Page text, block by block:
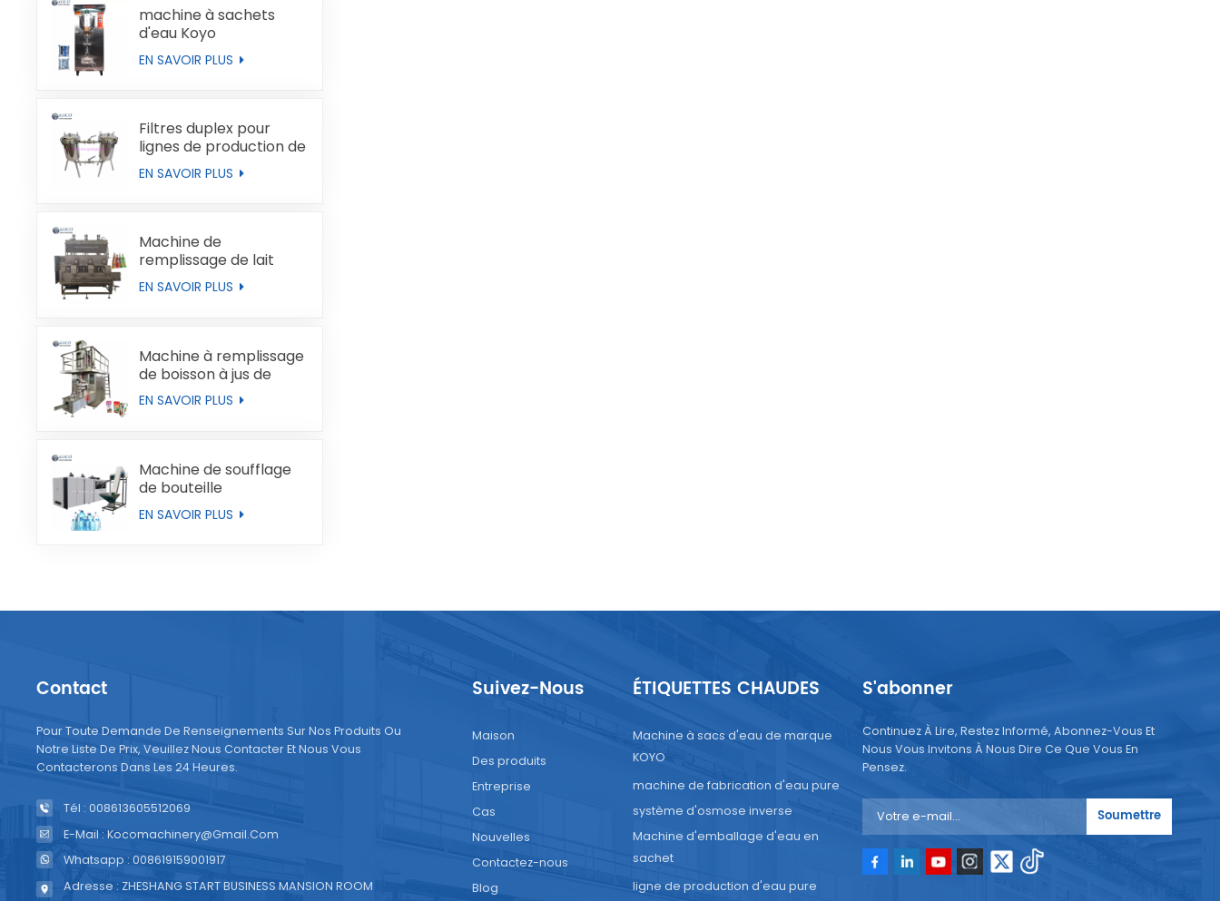
machine à sachets
d'eau Koyo
EN SAVOIR PLUS
Filtres duplex pour
lignes de production de
liquides
EN SAVOIR PLUS
Machine de
remplissage de lait
automatique
EN SAVOIR PLUS
Machine à remplissage
de boisson à jus de
boucles de type brique
EN SAVOIR PLUS
Machine de soufflage
de bouteille
entièrement
automatique
EN SAVOIR PLUS
Contact
Pour Toute Demande De Renseignements Sur Nos Produits Ou
Notre Liste De Prix, Veuillez Nous Contacter Et Nous Vous
Contacterons Dans Les 24 Heures.
Tél : 008613605512069
E-Mail : Kocomachinery@gmail.com
Whatsapp : 008619159001917
Adresse : ZHESHANG START BUSINESS MANSION ROOM
Suivez-Nous
Maison
Des produits
Entreprise
Cas
Nouvelles
Contactez-nous
Blog
ÉTIQUETTES CHAUDES
Machine à sacs d'eau de marque
KOYO
machine de fabrication d'eau pure
système d'osmose inverse
Machine d'emballage d'eau en
sachet
ligne de production d'eau pure
S'abonner
Continuez À Lire, Restez Informé, Abonnez-Vous Et
Nous Vous Invitons À Nous Dire Ce Que Vous En
Pensez.
Soumettre